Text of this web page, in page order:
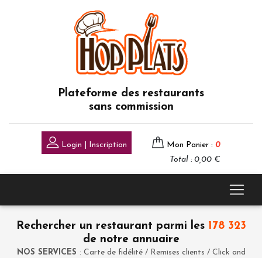
Plateforme des restaurants
sans commission
Login | Inscription Mon Panier : 0
Total : 0,00 €
Rechercher un restaurant parmi les 178 323
de notre annuaire
NOS SERVICES : Carte de fidélité / Remises clients / Click and